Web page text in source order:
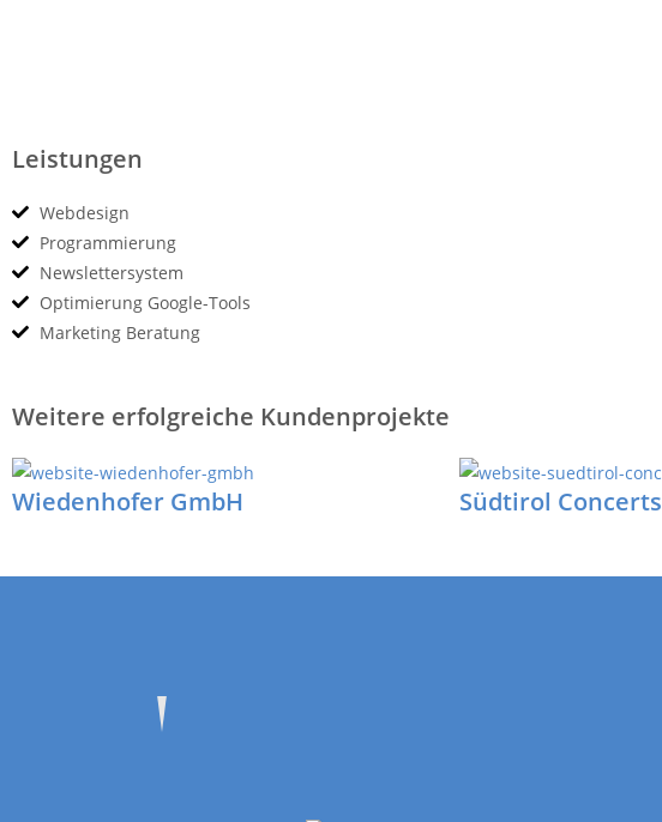
Leistungen
Webdesign
Programmierung
Newslettersystem
Optimierung Google-Tools
Marketing Beratung
Weitere erfolgreiche Kundenprojekte
Wiedenhofer GmbH Südtirol Concerts